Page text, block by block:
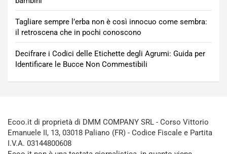
Tagliare sempre l’erba non è così innocuo come sembra:
il retroscena che in pochi conoscono
Decifrare i Codici delle Etichette degli Agrumi: Guida per
Identificare le Bucce Non Commestibili
Ecoo.it di proprietà di DMM COMPANY SRL - Corso Vittorio
Emanuele II, 13, 03018 Paliano (FR) - Codice Fiscale e Partita
I.V.A. 03144800608